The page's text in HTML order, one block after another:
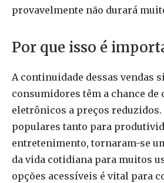
provavelmente não durará
Por que isso é
A continuidade dessas vendas
consumidores têm a chance de
eletrônicos a preços reduzidos.
populares tanto para
entretenimento, tornaram-se
da vida cotidiana para muitos
opções acessíveis é vital para